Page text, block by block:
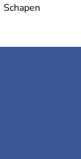
Schapen